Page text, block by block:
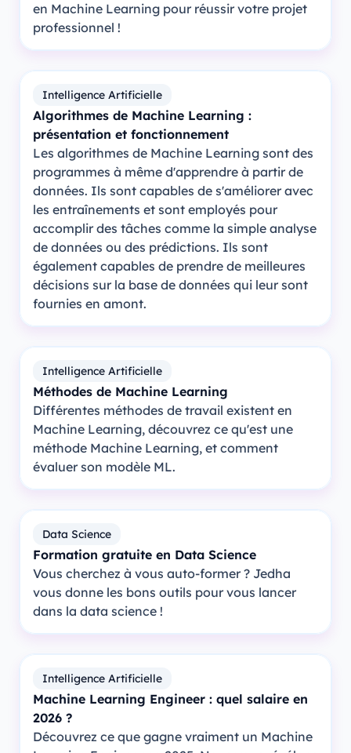
en Machine Learning pour réussir votre projet
professionnel !
Intelligence Artificielle
Algorithmes de Machine Learning :
présentation et fonctionnement
Les algorithmes de Machine Learning sont des
programmes à même d'apprendre à partir de
données. Ils sont capables de s'améliorer avec
les entraînements et sont employés pour
accomplir des tâches comme la simple analyse
de données ou des prédictions. Ils sont
également capables de prendre de meilleures
décisions sur la base de données qui leur sont
fournies en amont.
Intelligence Artificielle
Méthodes de Machine Learning
Différentes méthodes de travail existent en
Machine Learning, découvrez ce qu'est une
méthode Machine Learning, et comment
évaluer son modèle ML.
Data Science
Formation gratuite en Data Science
Vous cherchez à vous auto-former ? Jedha
vous donne les bons outils pour vous lancer
dans la data science !
Intelligence Artificielle
Machine Learning Engineer : quel salaire en
2026 ?
Découvrez ce que gagne vraiment un Machine